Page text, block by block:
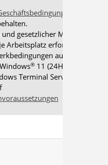
gesetzlicher MwSt.
Arbeitsplatz erforderlich
auf Anfrage.
® 11 (24H2),
Terminal Server.